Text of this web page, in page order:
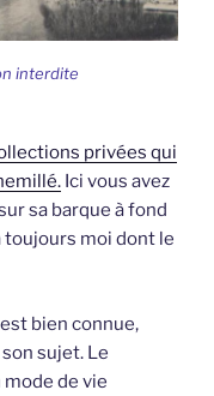
interdite
privées qui
Ici vous avez
sa barque à fond
toujours moi dont le
bien connue,
sujet. Le
de vie